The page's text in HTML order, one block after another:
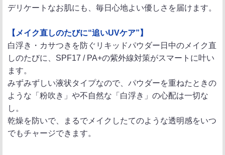
デリケートなお肌にも、毎日心地よい優しさを届けます。
【メイク直しのたびに“追いUVケア”】
白浮き・カサつきを防ぐリキッドパウダー日中のメイク直
しのたびに、SPF17 / PA+の紫外線対策がスマートに叶い
ます。
みずみずしい液状タイプなので、パウダーを重ねたときの
ような「粉吹き」や不自然な「白浮き」の心配は一切な
し。
乾燥を防いで、まるでメイクしたてのような透明感をいつ
でもチャージできます。